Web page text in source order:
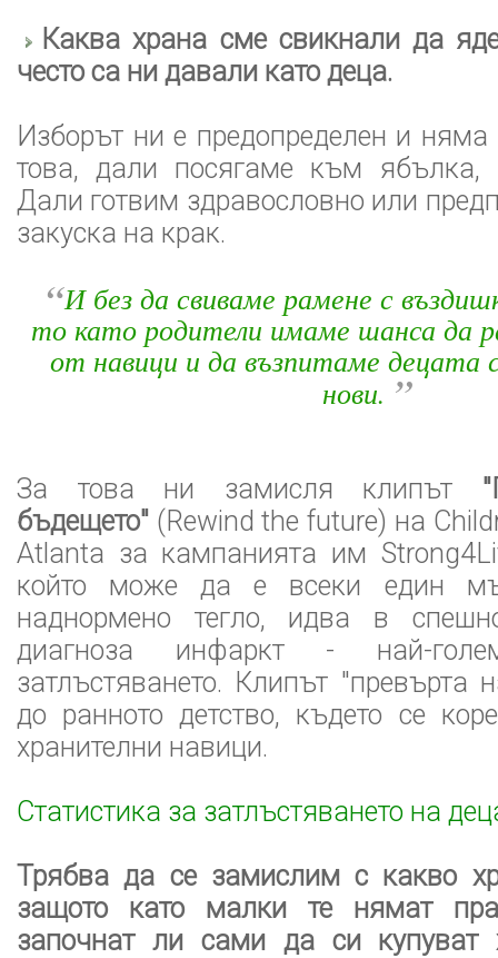
Каква храна сме свикнали да
често са ни давали като деца.
Изборът ни е предопределен и
това, дали посягаме към
Дали готвим здравословно или
закуска на крак.
“И без да свиваме рамене с
то като родители имаме шанса да
от навици и да възпитаме децата
нови. ”
За това ни замисля клипът
бъдещето" (Rewind the future) на
Atlanta за кампанията им
който може да е всеки един
наднормено тегло, идва в
диагноза инфаркт - най-
затлъстяването. Клипът "превърта
до ранното детство, където се
хранителни навици.
Статистика за затлъстяването на
Трябва да се замислим с какво
защото като малки те нямат
започнат ли сами да си купуват